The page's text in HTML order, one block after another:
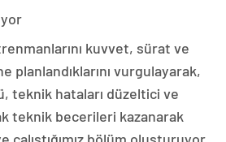
kuvvet, sürat ve
planlandıklarını vurgulayarak,
teknik hataları düzeltici ve
teknik becerileri kazanarak